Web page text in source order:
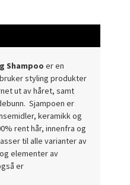
Shampoo er en
styling produkter
ut av håret, samt
Sjampoen er
keramikk og
rent hår, innenfra og
til alle varianter av
elementer av
er